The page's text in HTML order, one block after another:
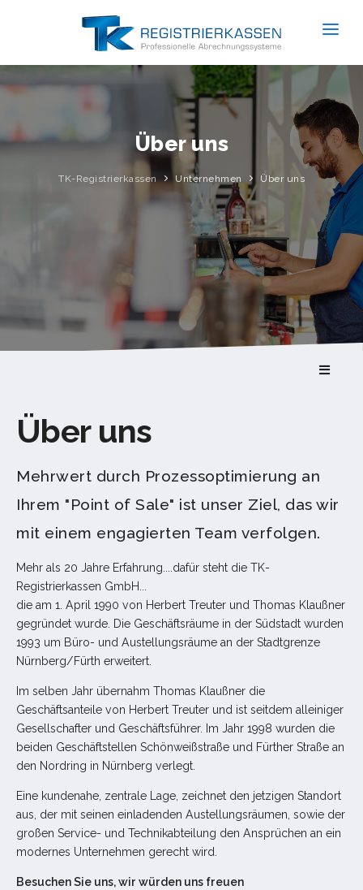
Unternehmen
HARDWARE
Kassensysteme
Küchenmonitore
Backoffice
PAYMENT
EC Terminals
Online Gutscheine
Kundenkarten
DIGITALE LÖSUNGEN
Datev Schnittstelle
Tischreservierung
Webshop
Tischbestellung
Über uns
TK-Registrierkassen Unternehmen Über uns
Über uns
Mehrwert durch Prozessoptimierung an
Ihrem "Point of Sale" ist unser Ziel, das wir
mit einem engagierten Team verfolgen.
Mehr als 20 Jahre Erfahrung....dafür steht die TK-
Registrierkassen GmbH...
die am 1. April 1990 von Herbert Treuter und Thomas Klaußner
gegründet wurde. Die Geschäftsräume in der Südstadt wurden
1993 um Büro- und Austellungsräume an der Stadtgrenze
Nürnberg/Fürth erweitert.
Im selben Jahr übernahm Thomas Klaußner die
Geschäftsanteile von Herbert Treuter und ist seitdem alleiniger
Gesellschafter und Geschäftsführer. Im Jahr 1998 wurden die
beiden Geschäftstellen Schönweißstraße und Fürther Straße an
den Nordring in Nürnberg verlegt.
Eine kundenahe, zentrale Lage, zeichnet den jetzigen Standort
aus, der mit seinen einladenden Austellungsräumen, sowie der
großen Service- und Technikabteilung den Ansprüchen an ein
modernes Unternehmen gerecht wird.
Besuchen Sie uns, wir würden uns freuen